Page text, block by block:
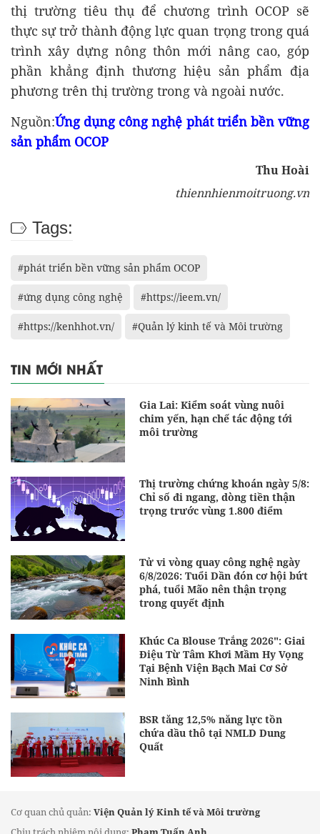
thị trường tiêu thụ để chương trình OCOP sẽ
thực sự trở thành động lực quan trọng trong quá
trình xây dựng nông thôn mới nâng cao, góp
phần khẳng định thương hiệu sản phẩm địa
phương trên thị trường trong và ngoài nước.
Nguồn:Ứng dụng công nghệ phát triển bền vững
sản phẩm OCOP
Thu Hoài
thiennhienmoitruong.vn
Tags:
#phát triển bền vững sản phẩm OCOP
#ứng dụng công nghệ #https://ieem.vn/
#https://kenhhot.vn/ #Quản lý kinh tế và Môi trường
TIN MỚI NHẤT
Gia Lai: Kiểm soát vùng nuôi
chim yến, hạn chế tác động tới
môi trường
Thị trường chứng khoán ngày 5/8:
Chỉ số đi ngang, dòng tiền thận
trọng trước vùng 1.800 điểm
Tử vi vòng quay công nghệ ngày
6/8/2026: Tuổi Dần đón cơ hội bứt
phá, tuổi Mão nên thận trọng
trong quyết định
Khúc Ca Blouse Trắng 2026": Giai
Điệu Từ Tâm Khơi Mầm Hy Vọng
Tại Bệnh Viện Bạch Mai Cơ Sở
Ninh Bình
BSR tăng 12,5% năng lực tồn
chứa dầu thô tại NMLD Dung
Quất
Cơ quan chủ quản: Viện Quản lý Kinh tế và Môi trường